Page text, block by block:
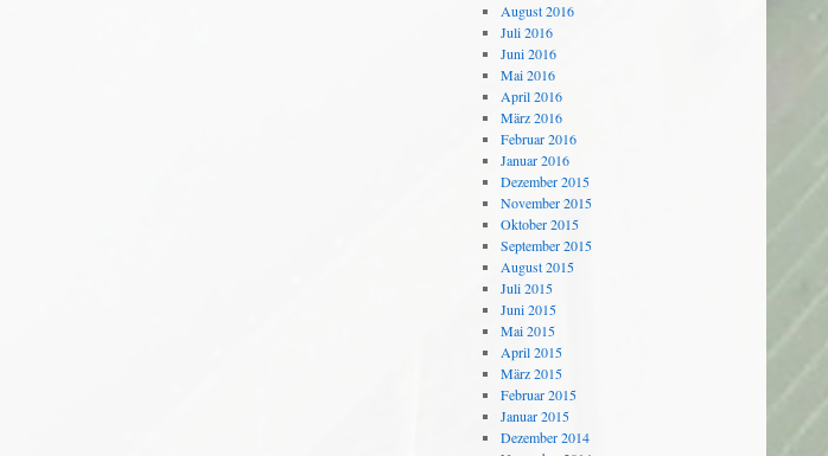
August 2016
Juli 2016
Juni 2016
Mai 2016
April 2016
März 2016
Februar 2016
Januar 2016
Dezember 2015
November 2015
Oktober 2015
September 2015
August 2015
Juli 2015
Juni 2015
Mai 2015
April 2015
März 2015
Februar 2015
Januar 2015
Dezember 2014